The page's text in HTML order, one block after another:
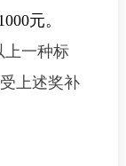
元。
上一种标
上述奖补